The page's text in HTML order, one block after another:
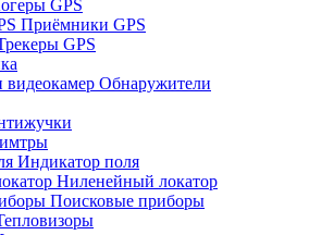
GPS
Приёмники GPS
GPS
Обнаружители
Индикатор поля
Ниленейный локатор
Поисковые приборы